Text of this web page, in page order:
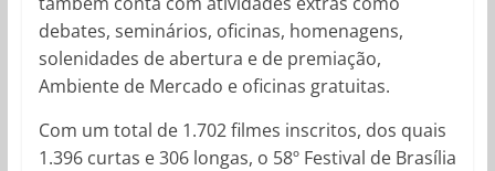
debates, seminários, oficinas, homenagens,
solenidades de abertura e de premiação,
Ambiente de Mercado e oficinas gratuitas.
Com um total de 1.702 filmes inscritos, dos quais
1.396 curtas e 306 longas, o 58º Festival de Brasília